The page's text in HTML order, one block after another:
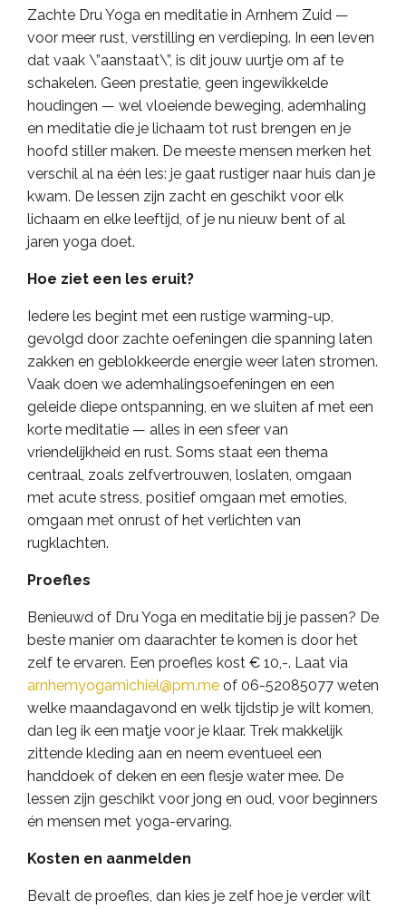
Zachte Dru Yoga en meditatie in Arnhem Zuid —
voor meer rust, verstilling en verdieping. In een leven
dat vaak \”aanstaat\”, is dit jouw uurtje om af te
schakelen. Geen prestatie, geen ingewikkelde
houdingen — wel vloeiende beweging, ademhaling
en meditatie die je lichaam tot rust brengen en je
hoofd stiller maken. De meeste mensen merken het
verschil al na één les: je gaat rustiger naar huis dan je
kwam. De lessen zijn zacht en geschikt voor elk
lichaam en elke leeftijd, of je nu nieuw bent of al
jaren yoga doet.
Hoe ziet een les eruit?
Iedere les begint met een rustige warming-up,
gevolgd door zachte oefeningen die spanning laten
zakken en geblokkeerde energie weer laten stromen.
Vaak doen we ademhalingsoefeningen en een
geleide diepe ontspanning, en we sluiten af met een
korte meditatie — alles in een sfeer van
vriendelijkheid en rust. Soms staat een thema
centraal, zoals zelfvertrouwen, loslaten, omgaan
met acute stress, positief omgaan met emoties,
omgaan met onrust of het verlichten van
rugklachten.
Proefles
Benieuwd of Dru Yoga en meditatie bij je passen? De
beste manier om daarachter te komen is door het
zelf te ervaren. Een proefles kost € 10,-. Laat via
arnhemyogamichiel@pm.me of 06-52085077 weten
welke maandagavond en welk tijdstip je wilt komen,
dan leg ik een matje voor je klaar. Trek makkelijk
zittende kleding aan en neem eventueel een
handdoek of deken en een flesje water mee. De
lessen zijn geschikt voor jong en oud, voor beginners
én mensen met yoga-ervaring.
Kosten en aanmelden
Bevalt de proefles, dan kies je zelf hoe je verder wilt